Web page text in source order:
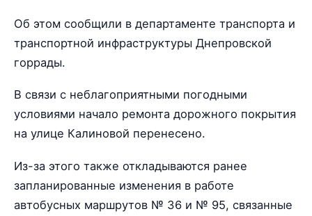
Об этом сообщили в департаменте транспорта и
транспортной инфраструктуры Днепровской
горрады.
В связи с неблагоприятными погодными
условиями начало ремонта дорожного покрытия
на улице Калиновой перенесено.
Из-за этого также откладываются ранее
запланированные изменения в работе
автобусных маршрутов № 36 и № 95, связанные